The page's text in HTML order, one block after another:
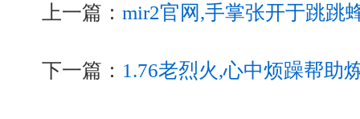
上一篇： mir2官网,手掌张开于跳跳
下一篇： 1.76老烈火,心中烦躁帮助